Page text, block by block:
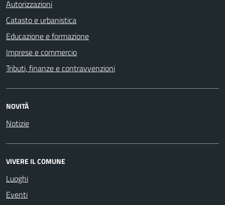
Autorizzazioni
Catasto e urbanistica
Educazione e formazione
Imprese e commercio
Tributi, finanze e contravvenzioni
NOVITÀ
Notizie
VIVERE IL COMUNE
Luoghi
Eventi